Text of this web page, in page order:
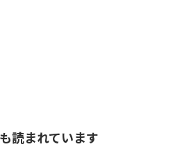
読まれています